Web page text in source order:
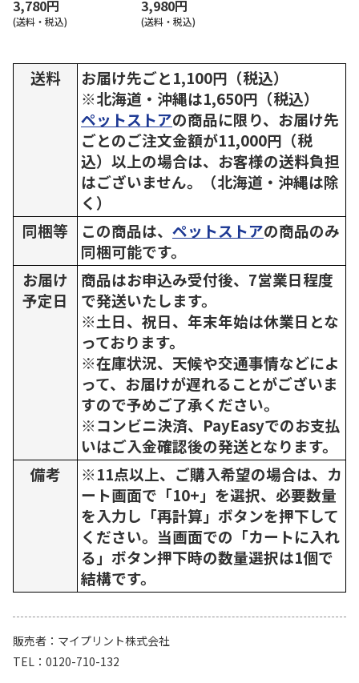
3,780円
(送料・税込)
3,980円
(送料・税込)
送料
お届け先ごと1,100円（税込）
※北海道・沖縄は1,650円（税込）
ペットストアの商品に限り、お届け先
ごとのご注文金額が11,000円（税
込）以上の場合は、お客様の送料負担
はございません。（北海道・沖縄は除
く）
同梱等
この商品は、 ペットストアの商品のみ
同梱可能です。
お届け
予定日
商品はお申込み受付後、7営業日程度
で発送いたします。
※土日、祝日、年末年始は休業日とな
っております。
※在庫状況、天候や交通事情などによ
って、お届けが遅れることがございま
すので予めご了承ください。
※コンビニ決済、PayEasyでのお支払
いはご入金確認後の発送となります。
備考
※11点以上、ご購入希望の場合は、カ
ート画面で「10+」を選択、必要数量
を入力し「再計算」ボタンを押下して
ください。当画面での「カートに入れ
る」ボタン押下時の数量選択は1個で
結構です。
販売者
マイプリント株式会社
TEL
0120-710-132